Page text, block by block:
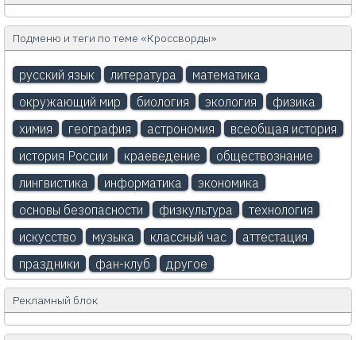
Подменю и теги по теме «Кроссворды»
русский язык литература
математика
окружающий мир
биология экология
физика
химия
география астрономия
всеобщая история
история России
краеведение
обществознание
лингвистика
информатика
экономика
основы безопасности
физкультура
технология
искусство
музыка классный час
аттестация
праздники
фан-клуб другое
Рекламный блок